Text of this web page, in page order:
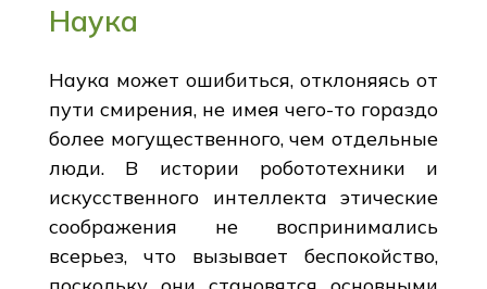
Наука
Наука может ошибиться, отклоняясь от
пути смирения, не имея чего-то гораздо
более могущественного, чем отдельные
люди. В истории робототехники и
искусственного интеллекта этические
соображения не воспринимались
всерьез, что вызывает беспокойство,